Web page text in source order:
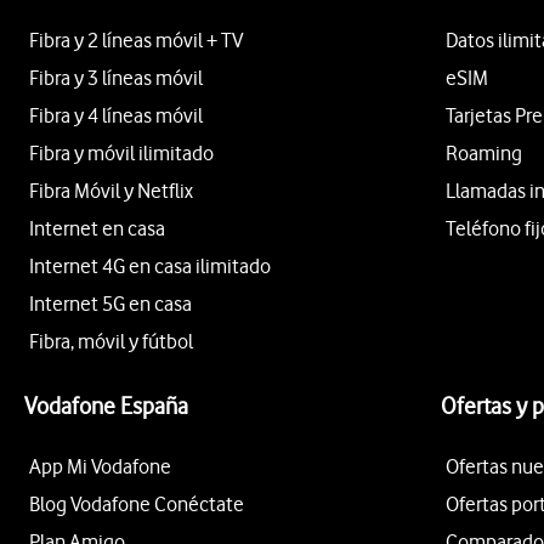
Fibra y 2 líneas móvil + TV
Fibra y 3 líneas móvil
Fibra y 4 líneas móvil
Fibra y móvil ilimitado
Fibra Móvil y Netflix
Internet en casa
Internet 4G en casa ilimitado
Internet 5G en casa
Fibra, móvil y fútbol
Datos
eSIM
Tarjetas
Roaming
Llamadas
Teléfono
Vodafone España
App Mi Vodafone
Blog Vodafone Conéctate
Ofertas y
Ofertas
Ofertas